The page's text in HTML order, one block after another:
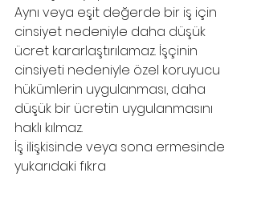
Aynı veya eşit değerde bir iş için
cinsiyet nedeniyle daha düşük
ücret kararlaştırılamaz. İşçinin
cinsiyeti nedeniyle özel koruyucu
hükümlerin uygulanması, daha
düşük bir ücretin uygulanmasını
haklı kılmaz.
İş ilişkisinde veya sona ermesinde
yukarıdaki fıkra